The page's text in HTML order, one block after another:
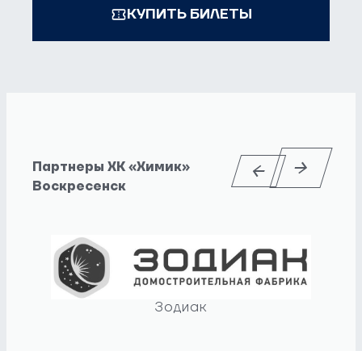
КУПИТЬ БИЛЕТЫ
Партнеры ХК «Химик»
Воскресенск
Зодиак